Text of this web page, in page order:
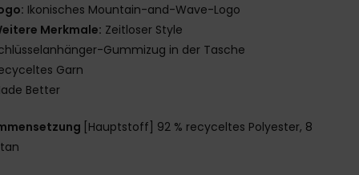
Ikonisches Mountain-and-Wave-Logo
Merkmale: Zeitloser Style
Gummizug in der Tasche
Garn
Better
[Hauptstoff] 92 % recyceltes Polyester, 8